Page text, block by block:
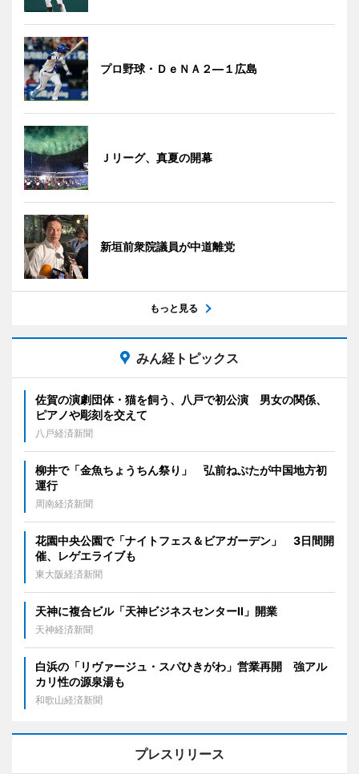
プロ野球・ＤｅＮＡ２―１広島
Ｊリーグ、真夏の開幕
新垣前衆院議員が中道離党
もっと見る
みん経トピックス
佐賀の演劇団体・猫を飼う、八戸で初公演 男女の関係、
ピアノや彫刻を交えて
八戸経済新聞
柳井で「金魚ちょうちん祭り」 弘前ねぷたが中国地方初
運行
周南経済新聞
花園中央公園で「ナイトフェス＆ビアガーデン」 3日間開
催、レゲエライブも
東大阪経済新聞
天神に複合ビル「天神ビジネスセンターII」開業
天神経済新聞
白浜の「リヴァージュ・スパひきがわ」営業再開 強アル
カリ性の源泉湯も
和歌山経済新聞
プレスリリース